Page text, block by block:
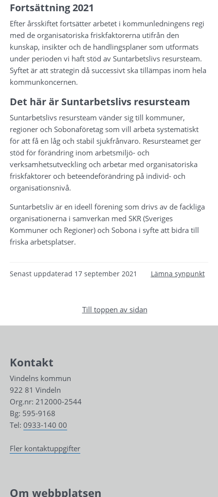
Fortsättning 2021
Efter årsskiftet fortsätter arbetet i kommunledningens regi
med de organisatoriska friskfaktorerna utifrån den
kunskap, insikter och de handlingsplaner som utformats
under perioden vi haft stöd av Suntarbetslivs resursteam.
Syftet är att strategin då successivt ska tillämpas inom hela
kommunkoncernen.
Det här är Suntarbetslivs resursteam
Suntarbetslivs resursteam vänder sig till kommuner,
regioner och Sobonaföretag som vill arbeta systematiskt
för att få en låg och stabil sjukfrånvaro. Resursteamet ger
stöd för förändring inom arbetsmiljö- och
verksamhetsutveckling och arbetar med organisatoriska
friskfaktorer och beteendeförändring på individ- och
organisationsnivå.
Suntarbetsliv är en ideell förening som drivs av de fackliga
organisationerna i samverkan med SKR (Sveriges
Kommuner och Regioner) och Sobona i syfte att bidra till
friska arbetsplatser.
Senast uppdaterad 17 september 2021 Lämna synpunkt
Till toppen av sidan
Kontakt
Vindelns kommun
922 81 Vindeln
Org.nr: 212000-2544
Bg: 595-9168
Tel: 0933-140 00
Fler kontaktuppgifter
Om webbplatsen